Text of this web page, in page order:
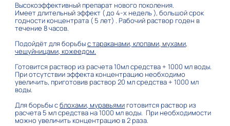
Высокоэффективный препарат нового поколения.
Имеет длительный эффект ( до 4-х недель ), большой срок
годности концентрата ( 5 лет) . Рабочий раствор годен в
течение 8 часов.
Подойдёт для борьбыс тараканами, клопами, мухами,
чешуйницами, кожеедом.
Готовится раствор из расчета 10мл средства + 1000 мл воды.
При отсутствии эффекта концентрацию необходимо
увеличить, приготовив раствор 20 мл средства + 1000 мл
воды.
Для борьбы сблохами, муравьями готовится раствор из
расчета 5 мл средства на 1000 мл воды. При необходимости
можно увеличить концентрацию в 2 раза.